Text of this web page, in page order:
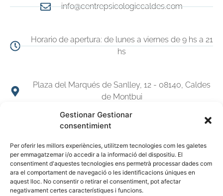
Gestionar Gestionar
consentimient
Per oferir les millors experiències, utilitzem tecnologies com les galetes
per emmagatzemar i/o accedir a la informació del dispositiu. El
consentiment d'aquestes tecnologies ens permetrà processar dades com
ara el comportament de navegació o les identificacions úniques en
aquest lloc. No consentir o retirar el consentiment, pot afectar
negativament certes característiques i funcions.
info@centrepsicologiccaldes.com
Horario de apertura: de lunes a viernes de 9 hs a 21
hs
Plaza del Marqués de Sanlley, 12 - 08140, Caldes
de Montbui
© 2026 CENTRE PSICOLÓGIC CALDES